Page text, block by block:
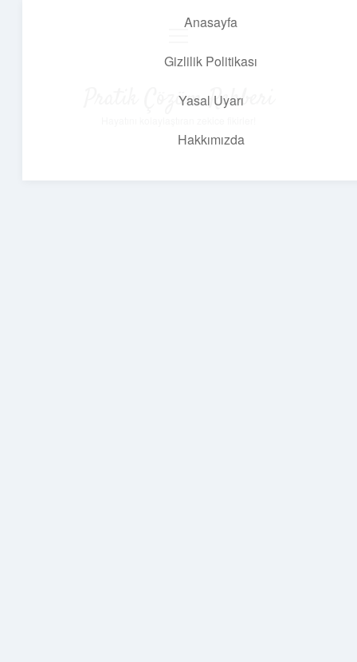
Anasayfa
Gizlilik Politikası
Yasal Uyarı
Hakkımızda
Pratik Çözüm Rehberi